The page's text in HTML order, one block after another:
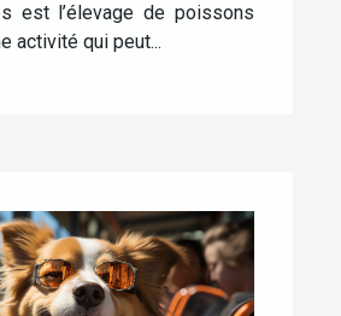
est l’élevage de poissons
activité qui peut...